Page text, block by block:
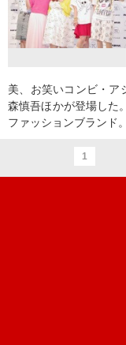
美、お笑いコンビ・ア
森慎吾ほかが登場し
ファッションブランド
1